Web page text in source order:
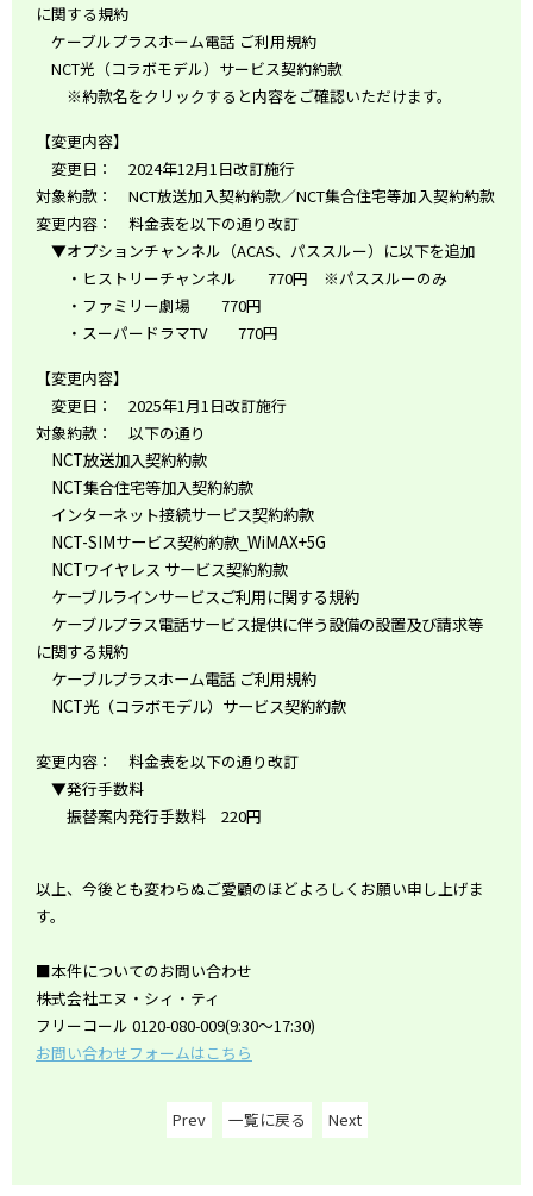
に関する規約
ケーブルプラスホーム電話 ご利用規約
NCT光（コラボモデル）サービス契約約款
※約款名をクリックすると内容をご確認いただけます。
【変更内容】
変更日： 2024年12月1日改訂施行
対象約款： NCT放送加入契約約款／NCT集合住宅等加入契約約款
変更内容： 料金表を以下の通り改訂
▼オプションチャンネル（ACAS、パススルー）に以下を追加
・ヒストリーチャンネル 770円 ※パススルーのみ
・ファミリー劇場 770円
・スーパードラマTV 770円
【変更内容】
変更日： 2025年1月1日改訂施行
対象約款： 以下の通り
NCT放送加入契約約款
NCT集合住宅等加入契約約款
インターネット接続サービス契約約款
NCT-SIMサービス契約約款_WiMAX+5G
NCTワイヤレス サービス契約約款
ケーブルラインサービスご利用に関する規約
ケーブルプラス電話サービス提供に伴う設備の設置及び請求等
に関する規約
ケーブルプラスホーム電話 ご利用規約
NCT光（コラボモデル）サービス契約約款
変更内容： 料金表を以下の通り改訂
▼発行手数料
振替案内発行手数料 220円
以上、今後とも変わらぬご愛顧のほどよろしくお願い申し上げま
す。
■本件についてのお問い合わせ
株式会社エヌ・シィ・ティ
フリーコール 0120-080-009(9:30～17:30)
お問い合わせフォームはこちら
Prev 一覧に戻る Next